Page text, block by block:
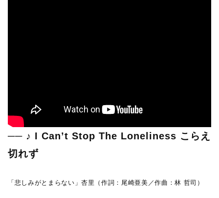
── ♪ I Can’t Stop The Loneliness こらえ
切れず
「悲しみがとまらない」杏里（作詞：尾崎亜美／作曲：林 哲司）